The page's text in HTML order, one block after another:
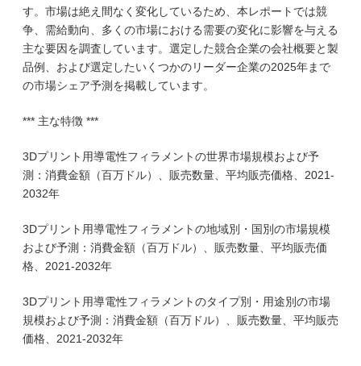
す。市場は絶え間なく変化しているため、本レポートでは競
争、需給動向、多くの市場における需要の変化に影響を与える
主な要因を調査しています。選定した競合企業の会社概要と製
品例、および選定したいくつかのリーダー企業の2025年まで
の市場シェア予測を掲載しています。
*** 主な特徴 ***
3Dプリント用導電性フィラメントの世界市場規模および予
測：消費金額（百万ドル）、販売数量、平均販売価格、2021-
2032年
3Dプリント用導電性フィラメントの地域別・国別の市場規模
および予測：消費金額（百万ドル）、販売数量、平均販売価
格、2021-2032年
3Dプリント用導電性フィラメントのタイプ別・用途別の市場
規模および予測：消費金額（百万ドル）、販売数量、平均販売
価格、2021-2032年